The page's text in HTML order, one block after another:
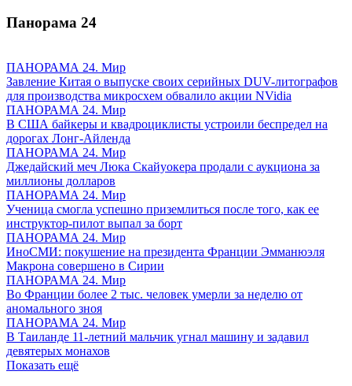
Панорама 24
ПАНОРАМА 24. Мир
Завление Китая о выпуске своих серийных DUV-литографов
для производства микросхем обвалило акции NVidia
ПАНОРАМА 24. Мир
В США байкеры и квадроциклисты устроили беспредел на
дорогах Лонг-Айленда
ПАНОРАМА 24. Мир
Джедайский меч Люка Скайуокера продали с аукциона за
миллионы долларов
ПАНОРАМА 24. Мир
Ученица смогла успешно приземлиться после того, как ее
инструктор-пилот выпал за борт
ПАНОРАМА 24. Мир
ИноСМИ: покушение на президента Франции Эмманюэля
Макрона совершено в Сирии
ПАНОРАМА 24. Мир
Во Франции более 2 тыс. человек умерли за неделю от
аномального зноя
ПАНОРАМА 24. Мир
В Таиланде 11-летний мальчик угнал машину и задавил
девятерых монахов
Показать ещё